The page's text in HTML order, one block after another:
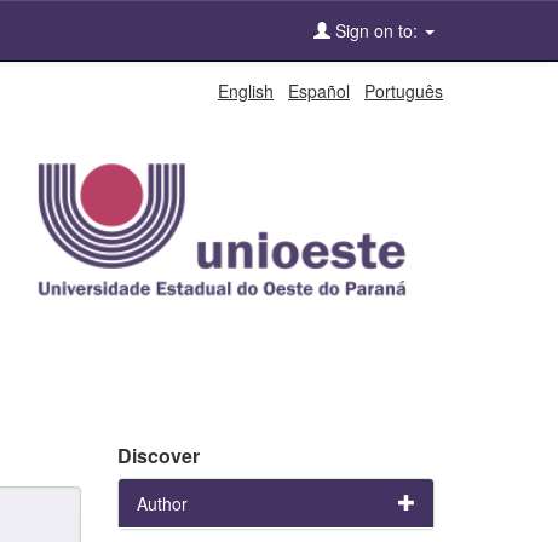
Sign on to:
English Español Português
Discover
Author